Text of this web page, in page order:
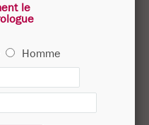
le
Homme